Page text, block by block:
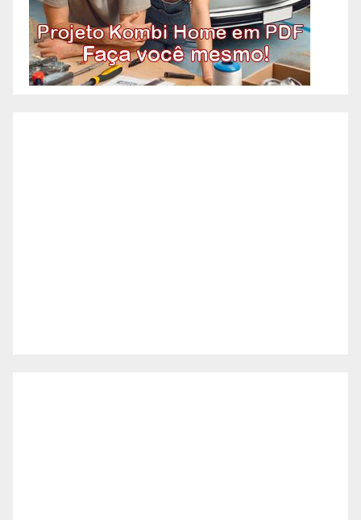
algumas etapas específicas da
construção. A necessidade de
agilidade